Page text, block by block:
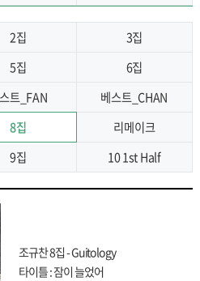
2집
3집
5집
6집
트_FAN
베스트_CHAN
8집
리메이크
9집 10 1st Half
조규찬 8집 - Guitology
타이틀 : 잠이 늘었어